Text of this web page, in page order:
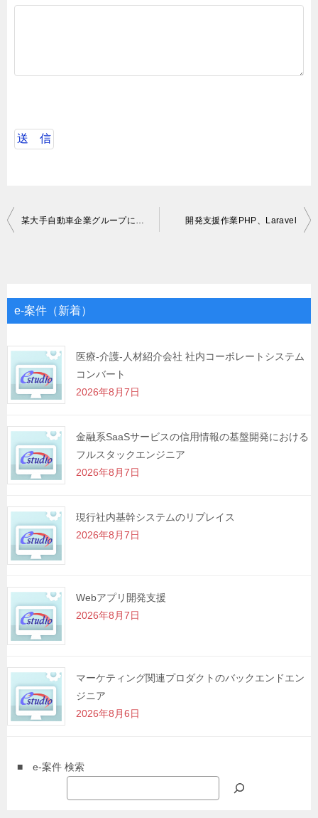
投
ゲ
シ
ョ
ン
某大手自動車企業グループにおけるPMデータ分析 開発支援作業PHP、Laravel
e-案件（新着）
医療-介護-人材紹介会社 社内コーポレートシステム
コンバート
2026年8月7日
金融系SaaSサービスの信用情報の基盤開発における
フルスタックエンジニア
2026年8月7日
現行社内基幹システムのリプレイス
2026年8月7日
Webアプリ開発支援
2026年8月7日
マーケティング関連プロダクトのバックエンドエン
ジニア
2026年8月6日
■ e-案件 検索